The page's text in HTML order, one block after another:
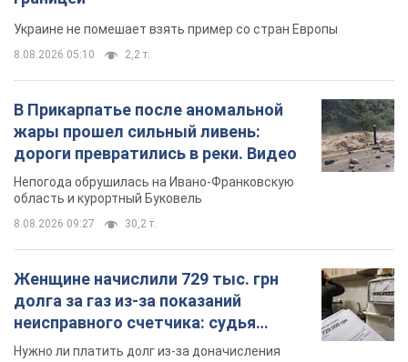
Украине не помешает взять пример со стран Европы
8.08.2026 05:10 2,2 т.
В Прикарпатье после аномальной
жары прошел сильный ливень:
дороги превратились в реки. Видео
Непогода обрушилась на Ивано-Франковскую
область и курортный Буковель
8.08.2026 09:27 30,2 т.
Женщине начислили 729 тыс. грн
долга за газ из-за показаний
неисправного счетчика: судья
вынес неожиданное решение
Нужно ли платить долг из-за доначисления